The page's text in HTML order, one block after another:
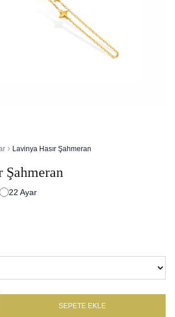
Lavinya Hasır Şahmeran
Şahmeran
22 Ayar
SEPETE EKLE